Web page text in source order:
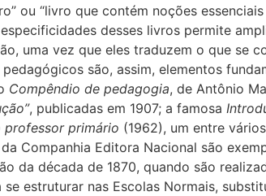
ou “livro que contém noções
desses livros permite
uma vez que eles traduzem o que se
são, assim, elementos
Compêndio de pedagogia, de Antônio
, publicadas em 1907; a famosa
professor primário (1962), um entre
Companhia Editora Nacional são
da década de 1870, quando são
estruturar nas Escolas Normais,